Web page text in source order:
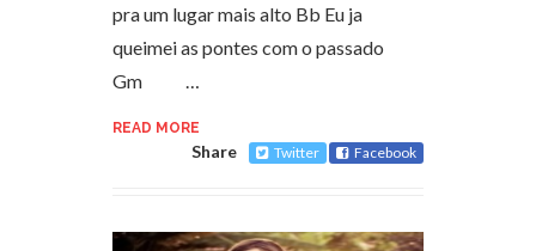
pra um lugar mais alto Bb Eu ja
queimei as pontes com o passado
Gm …
READ MORE
Share Twitter Facebook